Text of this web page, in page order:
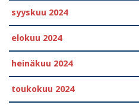
syyskuu 2024
elokuu 2024
heinäkuu 2024
toukokuu 2024